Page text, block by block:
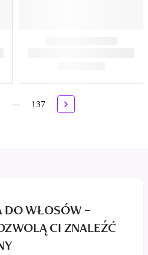
... 137
DO WŁOSÓW –
CI ZNALEŹĆ